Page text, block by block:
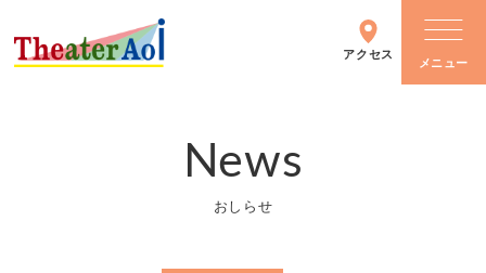
シアターについて
アクセス
News
おしらせ